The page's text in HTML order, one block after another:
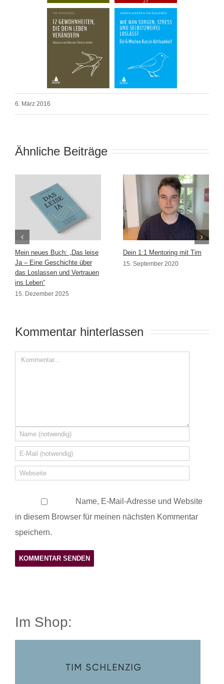
6. März 2016
Ähnliche Beiträge
Mein neues Buch: „Das leise
Ja – Eine Geschichte über
das Loslassen und Vertrauen
ins Leben“
15. Dezember 2025
Dein 1:1 Mentoring mit Tim
15. September 2020
Kommentar hinterlassen
Name, E-Mail-Adresse und Website
in diesem Browser für meinen nächsten Kommentar
speichern.
Im Shop: